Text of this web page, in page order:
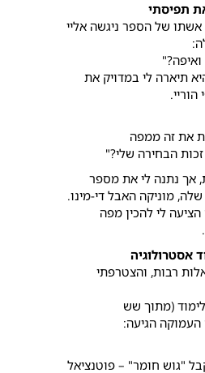
תפיסתי
של הספר ניגשה אליי
תיארה לי במדויק את
את זה ממפה
הבחירה שלי?"
אך נתנה לי את מספר
מוניקה האבל די-מינו.
לי להכין מפה
אסטרולוגיה
רבות, והצטרפתי
(מתוך שש
הגיעה:
"גוש חומר" – פוטנציאל